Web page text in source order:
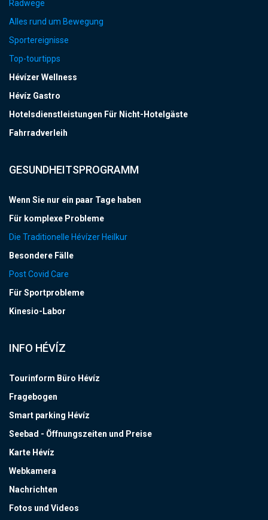
Radwege
Alles rund um Bewegung
Sportereignisse
Top-tourtipps
Hévízer Wellness
Hévíz Gastro
Hotelsdienstleistungen Für Nicht-Hotelgäste
Fahrradverleih
GESUNDHEITSPROGRAMM
Wenn Sie nur ein paar Tage haben
Für komplexe Probleme
Die Traditionelle Hévízer Heilkur
Besondere Fälle
Post Covid Care
Für Sportprobleme
Kinesio-Labor
INFO HÉVÍZ
Tourinform Büro Hévíz
Fragebogen
Smart parking Hévíz
Seebad - Öffnungszeiten und Preise
Karte Hévíz
Webkamera
Nachrichten
Fotos und Videos